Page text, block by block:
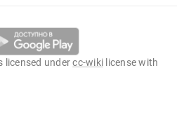
licensed undercc-wiki license with